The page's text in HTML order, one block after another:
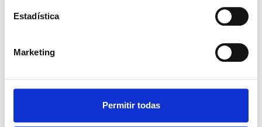
Estadística
Marketing
Permitir todas
SYMTRIOL®